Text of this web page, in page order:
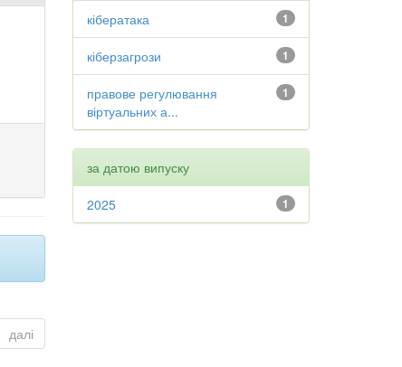
далі
1
кібератака
1
кіберзагрози
1
правове регулювання
віртуальних а...
за датою випуску
1
2025